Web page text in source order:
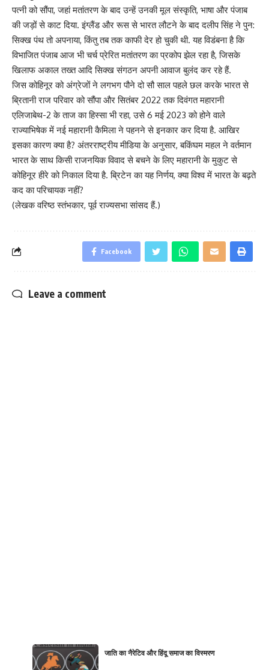
पत्नी को सौंपा, जहां मतांतरण के बाद उन्हें उनकी मूल संस्कृति, भाषा और पंजाब
की जड़ों से काट दिया. इंग्लैंड और रूस से भारत लौटने के बाद दलीप सिंह ने पुन:
सिक्ख पंथ तो अपनाया, किंतु तब तक काफी देर हो चुकी थी. यह विडंबना है कि
विभाजित पंजाब आज भी चर्च प्रेरित मतांतरण का प्रकोप झेल रहा है, जिसके
खिलाफ अकाल तख्त आदि सिक्ख संगठन अपनी आवाज बुलंद कर रहे हैं.
जिस कोहिनूर को अंग्रेजों ने लगभग पौने दो सौ साल पहले छल करके भारत से
ब्रितानी राज परिवार को सौंपा और सितंबर 2022 तक दिवंगत महारानी
एलिजाबेथ-2 के ताज का हिस्सा भी रहा, उसे 6 मई 2023 को होने वाले
राज्याभिषेक में नई महारानी कैमिला ने पहनने से इनकार कर दिया है. आखिर
इसका कारण क्या है? अंतरराष्ट्रीय मीडिया के अनुसार, बकिंघम महल ने वर्तमान
भारत के साथ किसी राजनयिक विवाद से बचने के लिए महारानी के मुकुट से
कोहिनूर हीरे को निकाल दिया है. ब्रिटेन का यह निर्णय, क्या विश्व में भारत के बढ़ते
कद का परिचायक नहीं?
(लेखक वरिष्ठ स्तंभकार, पूर्व राज्यसभा सांसद हैं.)
Facebook
Leave a comment
जाति का नैरेटिव और हिंदू समाज का विस्मरण